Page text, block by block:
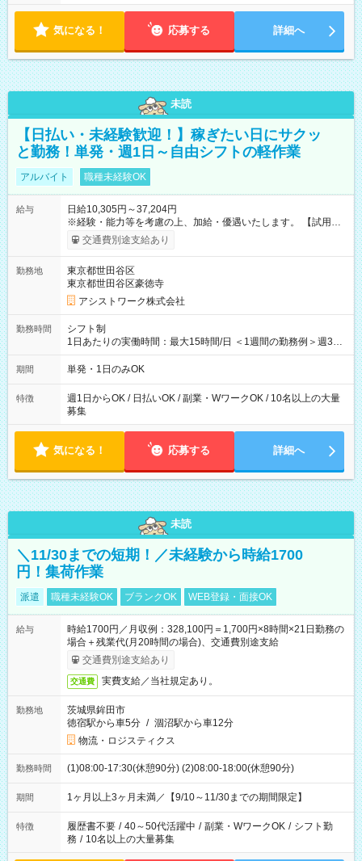
気になる！ 応募する 詳細へ
未読
【日払い・未経験歓迎！】稼ぎたい日にサクッ
と勤務！単発・週1日～自由シフトの軽作業
アルバイト 職種未経験OK
給与
日給10,305円～37,204円
※経験・能力等を考慮の上、加給・優遇いたします。 【試用期
間】試用期間なし
交通費別途支給あり
勤務地
東京都世田谷区
東京都世田谷区豪徳寺
アシストワーク株式会社
勤務時間
シフト制
1日あたりの実働時間：最大15時間/日 ＜1週間の勤務例＞週3回
勤務 勤務：月・水・金 休み：火・木・土・日 好きな時にお仕事
可能です！ ※1日あたりの最大実働時間は日勤、夜勤共に勤務し
期間 単発・1日のみOK
特徴
週1日からOK / 日払いOK / 副業・WワークOK / 10名以上の大量
募集
気になる！ 応募する 詳細へ
未読
＼11/30までの短期！／未経験から時給1700
円！集荷作業
派遣 職種未経験OK ブランクOK WEB登録・面接OK
給与
時給1700円／月収例：328,100円＝1,700円×8時間×21日勤務の
場合＋残業代(月20時間の場合)、交通費別途支給
交通費別途支給あり
交通費 実費支給／当社規定あり。
勤務地
茨城県鉾田市
徳宿駅から車5分 / 涸沼駅から車12分
物流・ロジスティクス
勤務時間 (1)08:00-17:30(休憩90分) (2)08:00-18:00(休憩90分)
期間 1ヶ月以上3ヶ月未満／【9/10～11/30までの期間限定】
特徴 履歴書不要 / 40～50代活躍中 / 副業・WワークOK / シフト勤
務 / 10名以上の大量募集